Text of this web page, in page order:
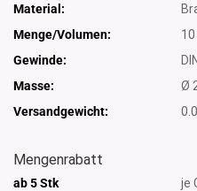
Material:
Menge/Volumen:
10
Gewinde:
Masse:
Ø
Versandgewicht:
Mengenrabatt
ab 5 Stk
je